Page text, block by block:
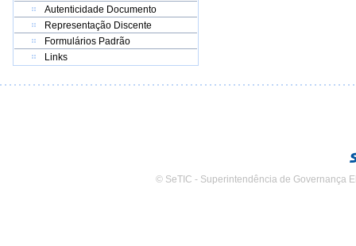
Autenticidade Documento
Representação Discente
Formulários Padrão
Links
© SeTIC - Superintendência de Governança